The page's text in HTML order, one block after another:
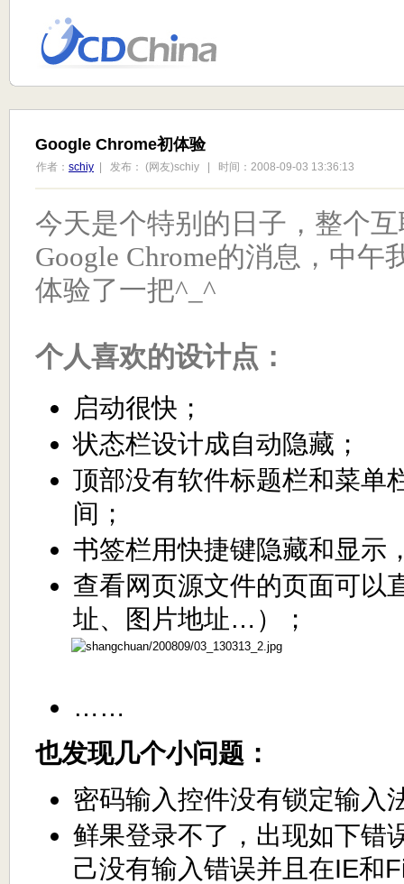
Google Chrome初体验
作者： schiy | 发布： (网友)schiy | 时间：2008-09-03 13:36:13
今天是个特别的日子，整个
Google Chrome的消息，中午
体验了一把^_^
个人喜欢的设计点：
启动很快；
状态栏设计成自动隐藏；
顶部没有软件标题栏和菜单
间；
书签栏用快捷键隐藏和显示
查看网页源文件的页面可以
址、图片地址…）；
……
也发现几个小问题：
密码输入控件没有锁定输入
鲜果登录不了，出现如下错
己没有输入错误并且在IE和